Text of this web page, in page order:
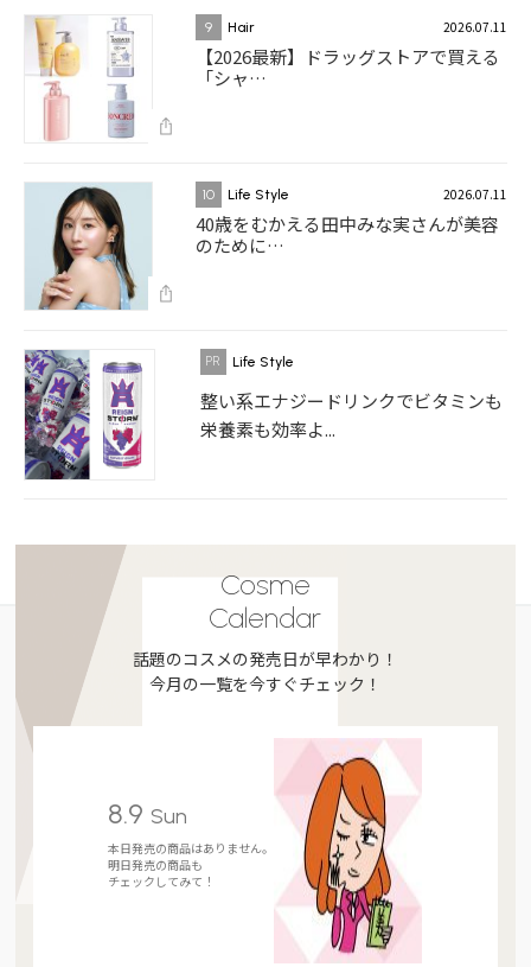
9 Hair 2026.07.11
【2026最新】ドラッグストアで買える
「シャ…
10 Life Style 2026.07.11
40歳をむかえる田中みな実さんが美容
のために…
Life Style
整い系エナジードリンクでビタミンも
栄養素も効率よ...
Cosme
Calendar
話題のコスメの発売日が早わかり！
今月の一覧を今すぐチェック！
8.9 Sun
本日発売の商品はありません。
明日発売の商品も
チェックしてみて！